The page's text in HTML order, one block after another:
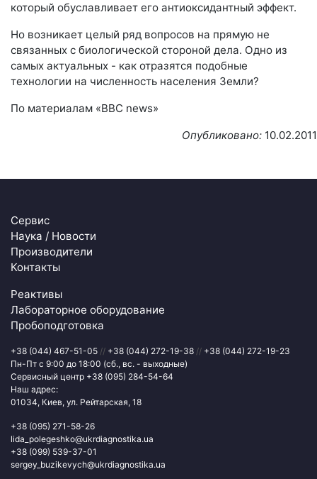
который обуславливает его антиоксидантный эффект.
Но возникает целый ряд вопросов на прямую не
связанных с биологической стороной дела. Одно из
самых актуальных - как отразятся подобные
технологии на численность населения Земли?
По материалам «ВВС news»
Опубликовано: 10.02.2011
Сервис
Наука / Новости
Производители
Контакты
Реактивы
Лабораторное оборудование
Пробоподготовка
+38 (044) 467-51-05 // +38 (044) 272-19-38 // +38 (044) 272-19-23
Пн-Пт с 9:00 до 18:00 (сб., вс. - выходные)
Сервисный центр +38 (095) 284-54-64
Наш адрес:
01034, Киев, ул. Рейтарская, 18
+38 (095) 271-58-26
lida_polegeshko@ukrdiagnostika.ua
+38 (099) 539-37-01
sergey_buzikevych@ukrdiagnostika.ua